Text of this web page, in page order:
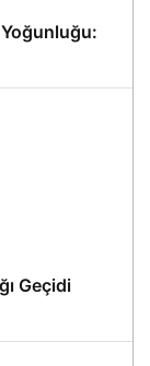
Yoğunluğu:
Geçidi